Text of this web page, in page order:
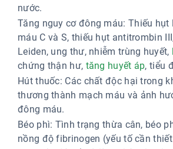
nước.
Tăng nguy cơ đông máu: Thiếu hụt
máu C và S, thiếu hụt antitrombin
Leiden, ung thư, nhiễm trùng huyết,
chứng thận hư, tăng huyết áp, tiểu
Hút thuốc: Các chất độc hại trong
thương thành mạch máu và ảnh
đông máu.
Béo phì: Tình trạng thừa cân, béo
nồng độ fibrinogen (yếu tố cần